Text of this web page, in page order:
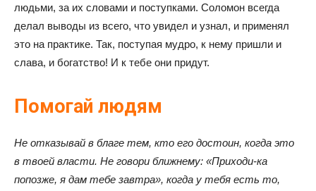
людьми, за их словами и поступками. Соломон всегда
делал выводы из всего, что увидел и узнал, и применял
это на практике. Так, поступая мудро, к нему пришли и
слава, и богатство! И к тебе они придут.
Помогай людям
Не отказывай в благе тем, кто его достоин, когда это
в твоей власти. Не говори ближнему: «Приходи-ка
попозже, я дам тебе завтра», когда у тебя есть то,